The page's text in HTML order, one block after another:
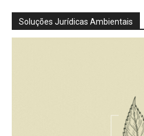
Soluções Jurídicas Ambientais